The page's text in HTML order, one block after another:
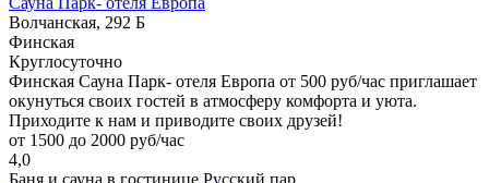
Волчанская, 292 Б
Финская
Круглосуточно
Финская Сауна Парк- отеля Европа от 500 руб/час приглашает
окунуться своих гостей в атмосферу комфорта и уюта.
Приходите к нам и приводите своих друзей!
от 1500 до 2000 руб/час
4,0
Баня и сауна в гостинице Русский пар